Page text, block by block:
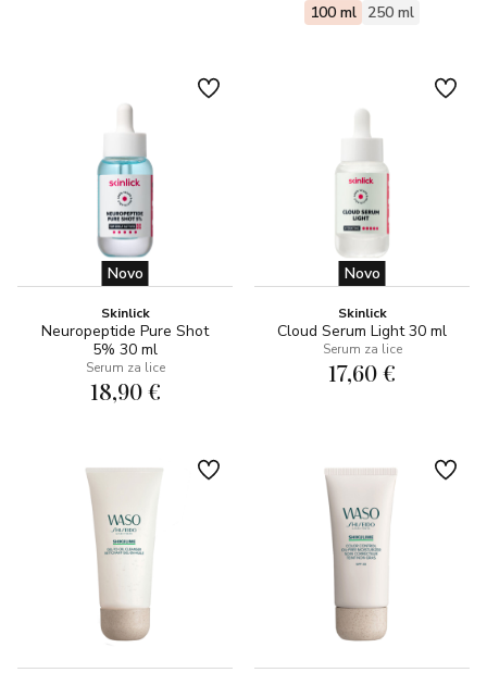
100 ml 250 ml
Novo
Skinlick
Neuropeptide Pure Shot
5% 30 ml
Serum za lice
18,90 €
Novo
Skinlick
Cloud Serum Light 30 ml
Serum za lice
17,60 €